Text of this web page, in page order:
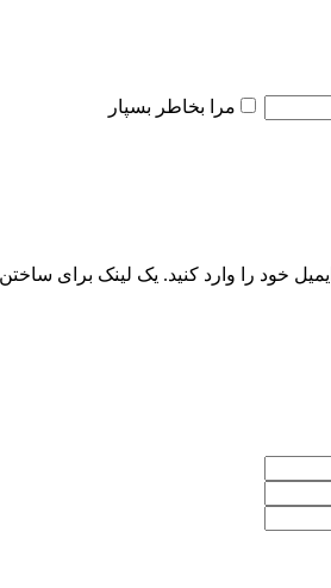
مرا بخاطر بسپار
خود را وارد کنید. یک لینک برای